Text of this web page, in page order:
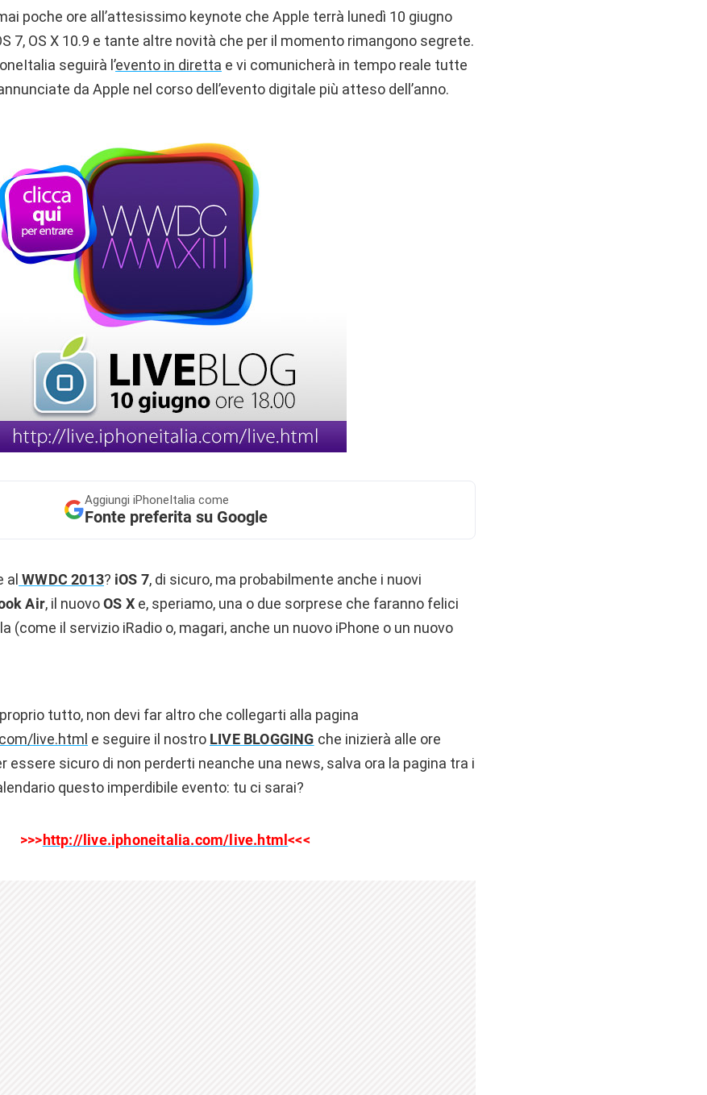
poche ore all’attesissimo keynote che Apple terrà lunedì 10 giugno
7, OS X 10.9 e tante altre novità che per il momento rimangono segrete.
seguirà l’evento in diretta e vi comunicherà in tempo reale tutte
da Apple nel corso dell’evento digitale più atteso dell’anno.
Aggiungi iPhoneItalia come
Fonte preferita su Google
al WWDC 2013? iOS 7, di sicuro, ma probabilmente anche i nuovi
Air, il nuovoOS Xe, speriamo, una o due sorprese che faranno felici
(come il servizio iRadio o, magari, anche un nuovo iPhone o un nuovo
tutto, non devi far altro che collegarti alla pagina
live.html e seguire il nostro LIVE BLOGGING che inizierà alle ore
essere sicuro di non perderti neanche una news, salva ora la pagina tra i
questo imperdibile evento: tu ci sarai?
>>>http://live.iphoneitalia.com/live.html<<<